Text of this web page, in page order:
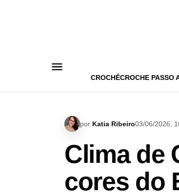
CROCHÊCROCHE PASSO
por Katia Ribeiro03/06/2026,
Clima de
cores do